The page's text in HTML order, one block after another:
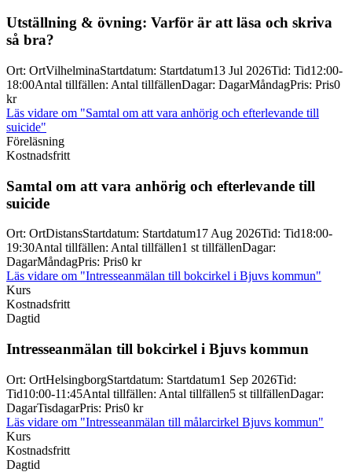
Utställning & övning: Varför är att läsa och skriva
så bra?
Ort: OrtVilhelminaStartdatum: Startdatum13 Jul 2026Tid: Tid12:00-
18:00Antal tillfällen: Antal tillfällenDagar: DagarMåndagPris: Pris0
kr
Läs vidare om "Samtal om att vara anhörig och efterlevande till
suicide"
Föreläsning
Kostnadsfritt
Samtal om att vara anhörig och efterlevande till
suicide
Ort: OrtDistansStartdatum: Startdatum17 Aug 2026Tid: Tid18:00-
19:30Antal tillfällen: Antal tillfällen1 st tillfällenDagar:
DagarMåndagPris: Pris0 kr
Läs vidare om "Intresseanmälan till bokcirkel i Bjuvs kommun"
Kurs
Kostnadsfritt
Dagtid
Intresseanmälan till bokcirkel i Bjuvs kommun
Ort: OrtHelsingborgStartdatum: Startdatum1 Sep 2026Tid:
Tid10:00-11:45Antal tillfällen: Antal tillfällen5 st tillfällenDagar:
DagarTisdagarPris: Pris0 kr
Läs vidare om "Intresseanmälan till målarcirkel Bjuvs kommun"
Kurs
Kostnadsfritt
Dagtid